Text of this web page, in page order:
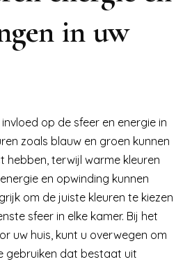
in uw
op de sfeer en energie in
zoals blauw en groen kunnen
hebben, terwijl warme kleuren
en opwinding kunnen
om de juiste kleuren te kiezen
sfeer in elke kamer. Bij het
uw huis, kunt u overwegen om
gebruiken dat bestaat uit